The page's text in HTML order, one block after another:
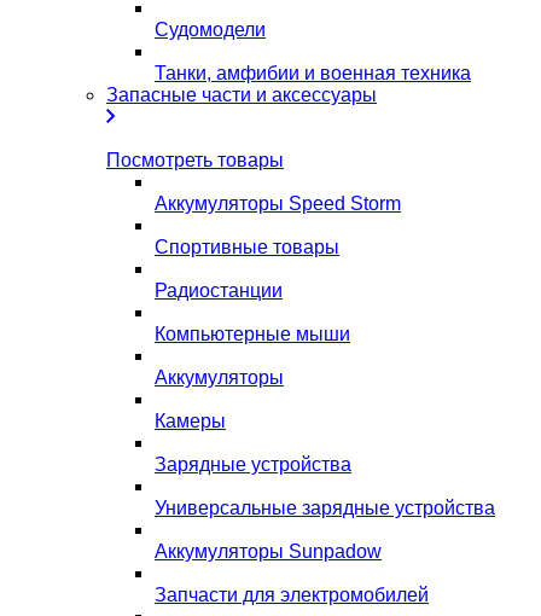
Судомодели
Танки, амфибии и военная техника
Запасные части и аксессуары
Посмотреть товары
Аккумуляторы Speed Storm
Спортивные товары
Радиостанции
Компьютерные мыши
Аккумуляторы
Камеры
Зарядные устройства
Универсальные зарядные устройства
Аккумуляторы Sunpadow
Запчасти для электромобилей